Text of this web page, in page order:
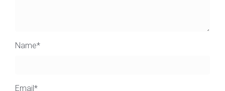
Name*
Email*